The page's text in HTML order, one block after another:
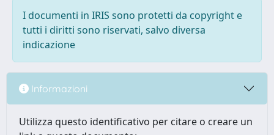
I documenti in IRIS sono protetti da copyright e
tutti i diritti sono riservati, salvo diversa
indicazione
Informazioni
Utilizza questo identificativo per citare o creare un